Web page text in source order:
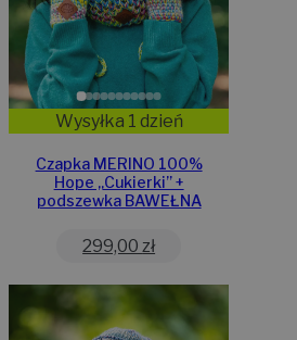
Wysyłka 1 dzień
Czapka MERINO 100%
Hope „Cukierki” +
podszewka BAWEŁNA
299,00 zł